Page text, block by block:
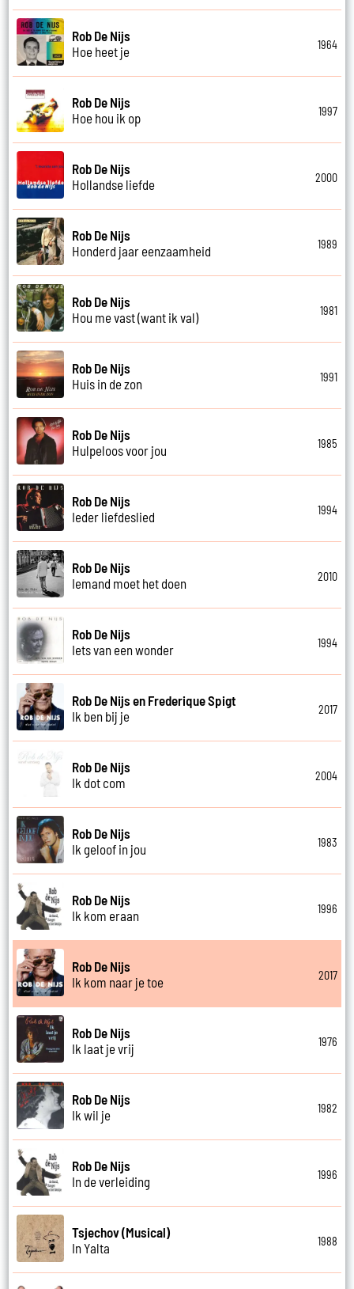
Rob De Nijs
Hoe heet je
1964
Rob De Nijs
Hoe hou ik op
1997
Rob De Nijs
Hollandse liefde
2000
Rob De Nijs
Honderd jaar eenzaamheid
1989
Rob De Nijs
Hou me vast (want ik val)
1981
Rob De Nijs
Huis in de zon
1991
Rob De Nijs
Hulpeloos voor jou
1985
Rob De Nijs
Ieder liefdeslied
1994
Rob De Nijs
Iemand moet het doen
2010
Rob De Nijs
Iets van een wonder
1994
Rob De Nijs en Frederique Spigt
Ik ben bij je
2017
Rob De Nijs
Ik dot com
2004
Rob De Nijs
Ik geloof in jou
1983
Rob De Nijs
Ik kom eraan
1996
Rob De Nijs
Ik kom naar je toe
2017
Rob De Nijs
Ik laat je vrij
1976
Rob De Nijs
Ik wil je
1982
Rob De Nijs
In de verleiding
1996
Tsjechov (Musical)
In Yalta
1988